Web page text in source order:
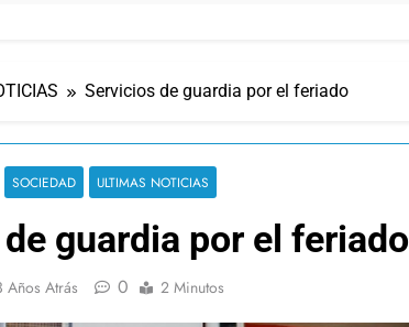
Servicios de guardia por el feriado
SOCIEDAD ULTIMAS NOTICIAS
guardia por el feriado
Años Atrás 0 2 Minutos